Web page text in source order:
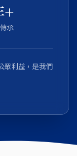
+
承
眾利益，是我們